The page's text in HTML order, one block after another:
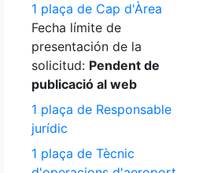
1 plaça de Cap d'Àrea
Fecha límite de
presentación de la
solicitud: Pendent de
publicació al web
1 plaça de Responsable
jurídic
1 plaça de Tècnic